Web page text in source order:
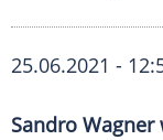
25.06.2021 -
Sandro Wagner